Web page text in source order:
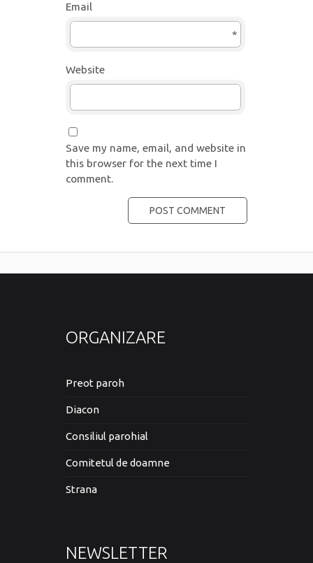
Email
*
Website
Save my name, email, and website in
this browser for the next time I
comment.
ORGANIZARE
Preot paroh
Diacon
Consiliul parohial
Comitetul de doamne
Strana
NEWSLETTER